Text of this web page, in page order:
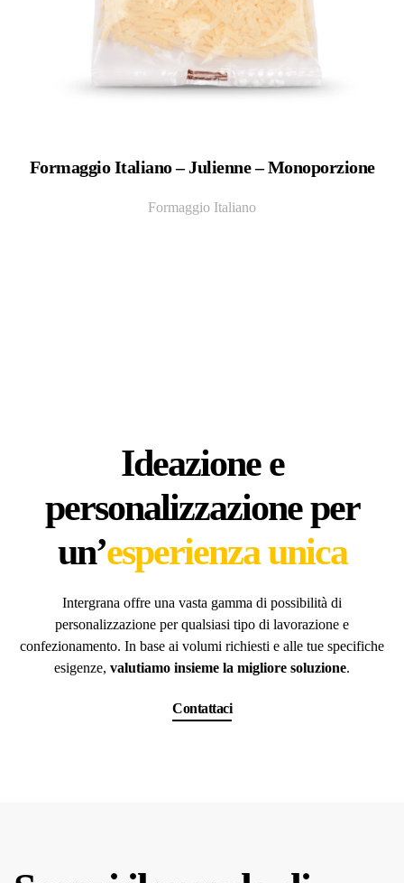
Formaggio Italiano – Julienne – Monoporzione
Formaggio Italiano
Ideazione e
personalizzazione per
un’esperienza unica
Intergrana offre una vasta gamma di possibilità di
personalizzazione per qualsiasi tipo di lavorazione e
confezionamento. In base ai volumi richiesti e alle tue specifiche
esigenze, valutiamo insieme la migliore soluzione.
Contattaci